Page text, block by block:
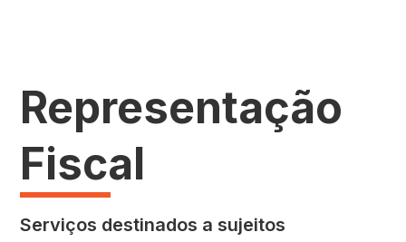
Representação
Fiscal
Serviços destinados a sujeitos